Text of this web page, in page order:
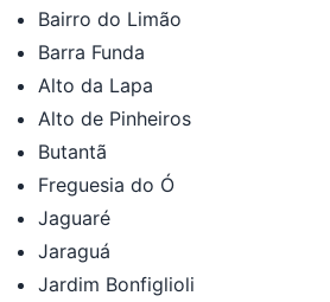
Bairro do Limão
Barra Funda
Alto da Lapa
Alto de Pinheiros
Butantã
Freguesia do Ó
Jaguaré
Jaraguá
Jardim Bonfiglioli